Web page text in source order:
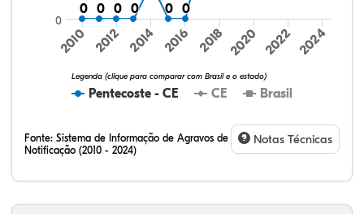
0
0 0
0 0
0 0
0 0
0 0
0
Pentecoste - CE CE Brasil
Legenda (clique para comparar com Brasil e o estado)
2010 2012 2014 2016 2018 2020 2022 2024
0
Fonte: Sistema de Informação de Agravos de
Notificação (2010 - 2024)
Notas Técnicas
10,68%
2,65%
0,33%
74,03%
0,39%
11,93%
32,57%
9,24%
0,46%
54,88%
1,27%
1,56%